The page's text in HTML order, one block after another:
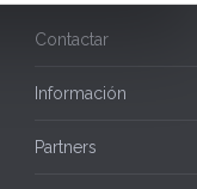
Contactar
Información
Partners